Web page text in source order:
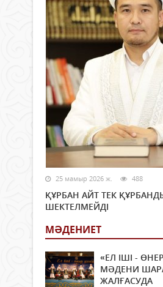
25 мамыр 2026 ж. 488
ҚҰРБАН АЙТ ТЕК
ШЕКТЕЛМЕЙДІ
МӘДЕНИЕТ
«ЕЛ ІШІ -
МӘДЕНИ
ЖАЛҒАСУДА